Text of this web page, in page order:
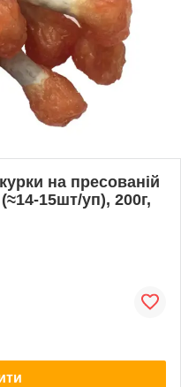
на пресованій
15шт/уп), 200г,